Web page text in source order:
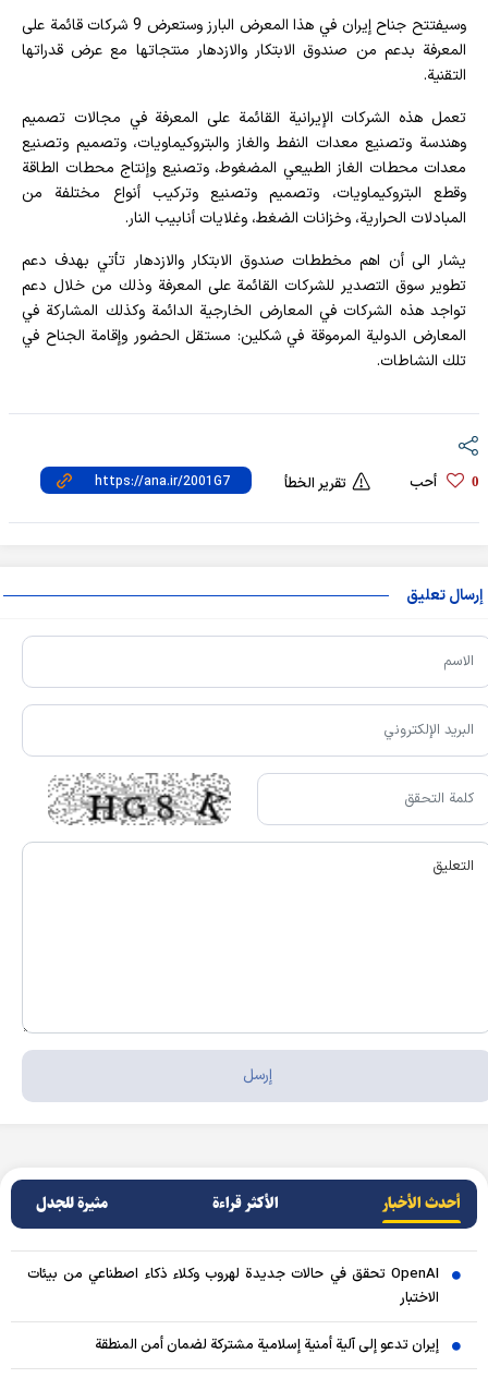
وسيفتتح جناح إيران في هذا المعرض البارز وستعرض 9 شركات قائمة على
المعرفة بدعم من صندوق الابتكار والازدهار منتجاتها مع عرض قدراتها
التقنية.
تعمل هذه الشركات الإيرانية القائمة على المعرفة في مجالات تصميم
وهندسة وتصنيع معدات النفط والغاز والبتروكيماويات، وتصميم وتصنيع
معدات محطات الغاز الطبيعي المضغوط، وتصنيع وإنتاج محطات الطاقة
وقطع البتروكيماويات، وتصميم وتصنيع وتركيب أنواع مختلفة من
المبادلات الحرارية، وخزانات الضغط، وغلايات أنابيب النار.
يشار الى أن اهم مخططات صندوق الابتكار والازدهار تأتي بهدف دعم
تطوير سوق التصدير للشركات القائمة على المعرفة وذلك من خلال دعم
تواجد هذه الشركات في المعارض الخارجية الدائمة وكذلك المشاركة في
المعارض الدولية المرموقة في شكلين: مستقل الحضور وإقامة الجناح في
تلك النشاطات.
0 أحب تقرير الخطأ
إرسال تعليق
أحدث الأخبار الأکثر قراءة مثيرة للجدل
OpenAI تحقق في حالات جديدة لهروب وكلاء ذكاء اصطناعي من بيئات
الاختبار
إيران تدعو إلى آلية أمنية إسلامية مشتركة لضمان أمن المنطقة